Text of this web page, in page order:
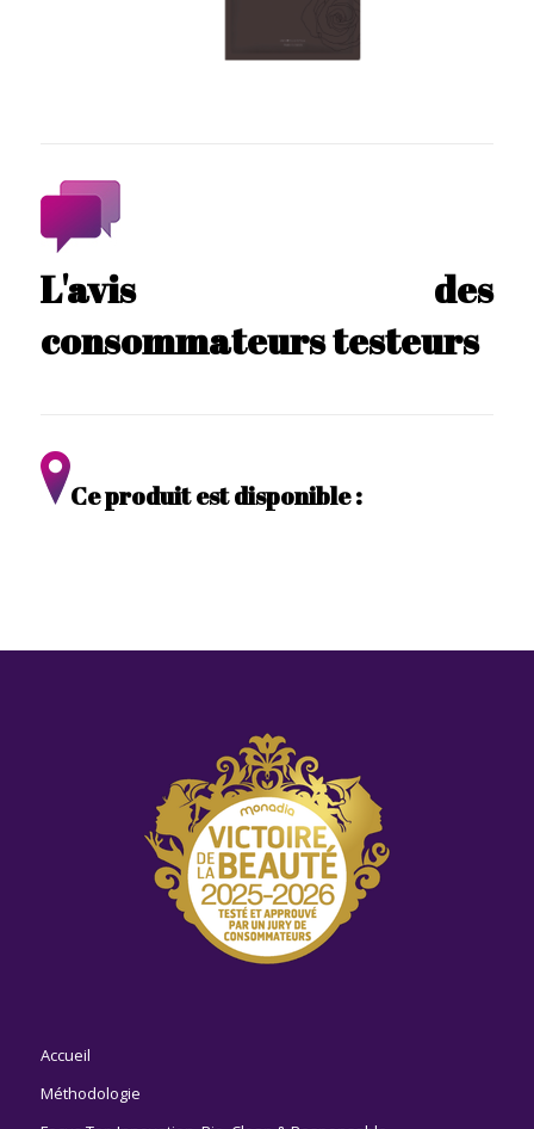
L'avis des
consommateurs testeurs
Ce produit est disponible :
Accueil
Méthodologie